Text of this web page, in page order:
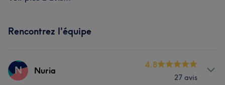
Rencontrez l'équipe
N Nuria
4.8
27 avis